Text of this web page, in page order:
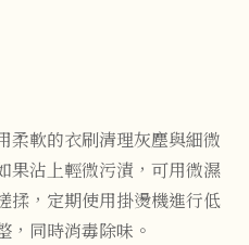
柔軟的衣刷清理灰塵與細微
果沾上輕微污漬，可用微濕
揉，定期使用掛燙機進行低
，同時消毒除味。